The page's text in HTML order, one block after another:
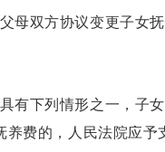
父母双方协议变更子女
具有下列情形之一，子
费的，人民法院应予